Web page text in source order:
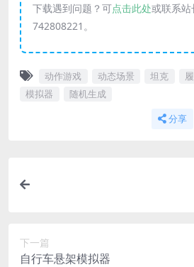
下载遇到问题？可点击此处或联系站
742808221。
动作游戏 动态场景 坦克
模拟器
随机生成
分享
下一篇
自行车悬架模拟器